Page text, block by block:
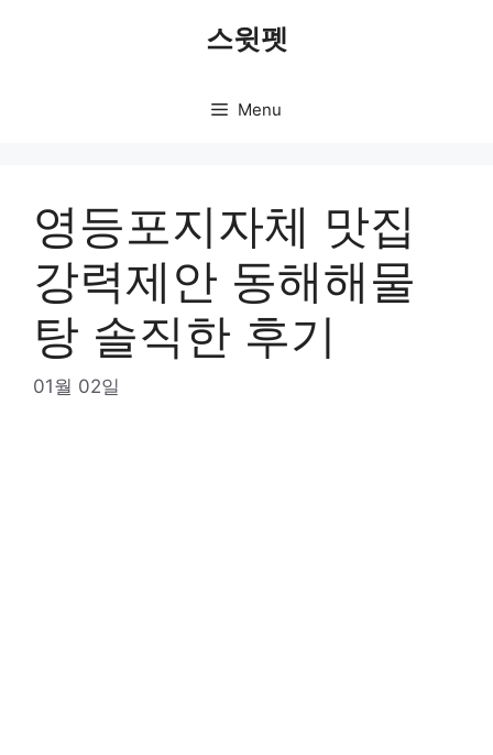
스윗펫
Menu
영등포지자체 맛집
강력제안 동해해물
탕 솔직한 후기
01월 02일